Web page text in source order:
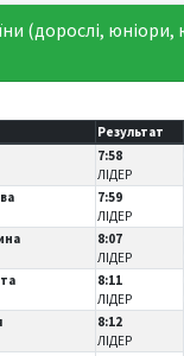
(дорослі,
Результат
7:58
ЛІДЕР
7:59
ЛІДЕР
8:07
ЛІДЕР
8:11
ЛІДЕР
8:12
ЛІДЕР